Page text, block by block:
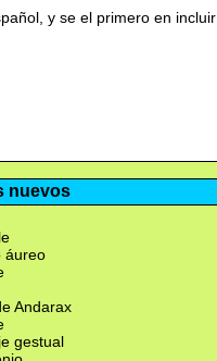
y se el primero en
nuevos
áureo
Andarax
gestual